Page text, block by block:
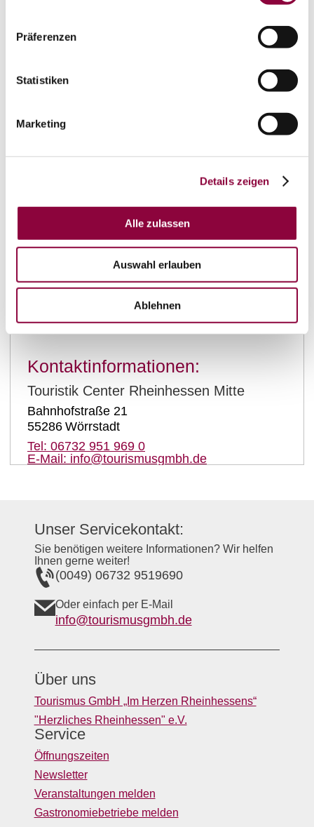
Präferenzen
Statistiken
Marketing
Details zeigen
Alle zulassen
Auswahl erlauben
Ablehnen
auf Karte anzeigen
Kontaktinformationen:
Touristik Center Rheinhessen Mitte
Bahnhofstraße 21
55286 Wörrstadt
Tel: 06732 951 969 0
E-Mail: info@tourismusgmbh.de
Unser Servicekontakt:
Sie benötigen weitere Informationen? Wir helfen
Ihnen gerne weiter!
(0049) 06732 9519690
Oder einfach per E-Mail
info@tourismusgmbh.de
Über uns
Tourismus GmbH „Im Herzen Rheinhessens“
"Herzliches Rheinhessen" e.V.
Service
Öffnungszeiten
Newsletter
Veranstaltungen melden
Gastronomiebetriebe melden